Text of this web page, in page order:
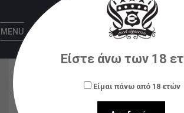
MENU
Είστε άνω των 18
Είμαι πάνω από 18 ετών